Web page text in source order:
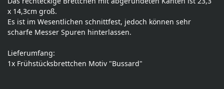
x 14,3cm groß.
Es ist im Wesentlichen schnittfest, jedoch können sehr
scharfe Messer Spuren hinterlassen.
Lieferumfang:
1x Frühstücksbrettchen Motiv "Bussard"